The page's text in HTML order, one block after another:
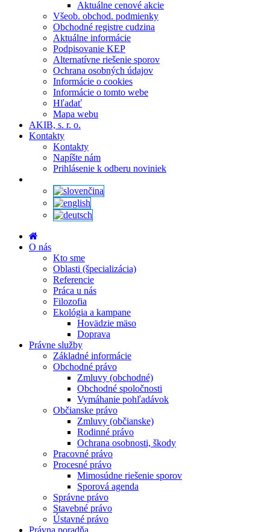
Aktuálne cenové akcie
Všeob. obchod. podmienky
Obchodné registre cudzina
Aktuálne informácie
Podpisovanie KEP
Alternatívne riešenie sporov
Ochrana osobných údajov
Informácie o cookies
Informácie o tomto webe
Hľadať
Mapa webu
AKIB, s. r. o.
Kontakty
Kontakty
Napíšte nám
Prihlásenie k odberu noviniek
O nás
Kto sme
Oblasti (špecializácia)
Referencie
Práca u nás
Filozofia
Ekológia a kampane
Hovädzie mäso
Doprava
Právne služby
Základné informácie
Obchodné právo
Zmluvy (obchodné)
Obchodné spoločnosti
Vymáhanie pohľadávok
Občianske právo
Zmluvy (občianske)
Rodinné právo
Ochrana osobnosti, škody
Pracovné právo
Procesné právo
Mimosúdne riešenie sporov
Sporová agenda
Správne právo
Stavebné právo
Ústavné právo
Právna poradňa